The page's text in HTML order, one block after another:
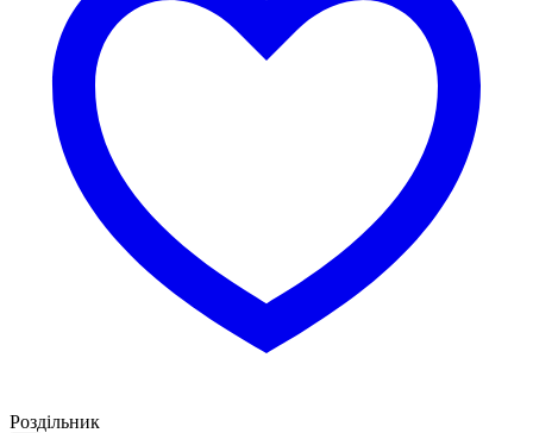
Роздільник